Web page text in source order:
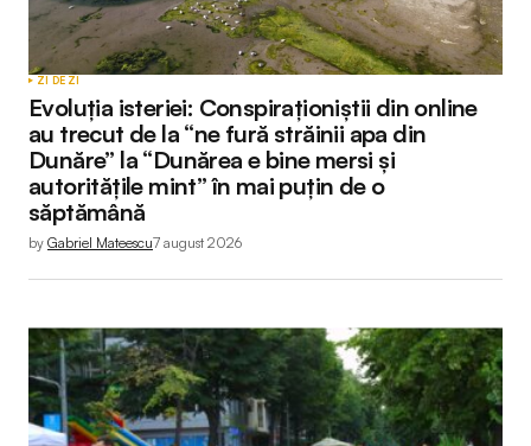
ZI DE ZI
Evoluția isteriei: Conspiraționiștii din online
au trecut de la “ne fură străinii apa din
Dunăre” la “Dunărea e bine mersi și
autoritățile mint” în mai puțin de o
săptămână
by Gabriel Mateescu7 august 2026